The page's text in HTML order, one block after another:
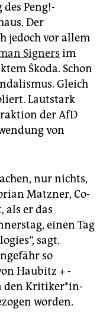
Peng!-
Der
jedoch vor allem
Signers im
Škoda. Schon
Gleich
Lautstark
der AfD
von
nur nichts,
Matzner, Co-
als er das
einen Tag
sagt.
so
Haubitz +
den Kri­ti­ker*in­
worden.